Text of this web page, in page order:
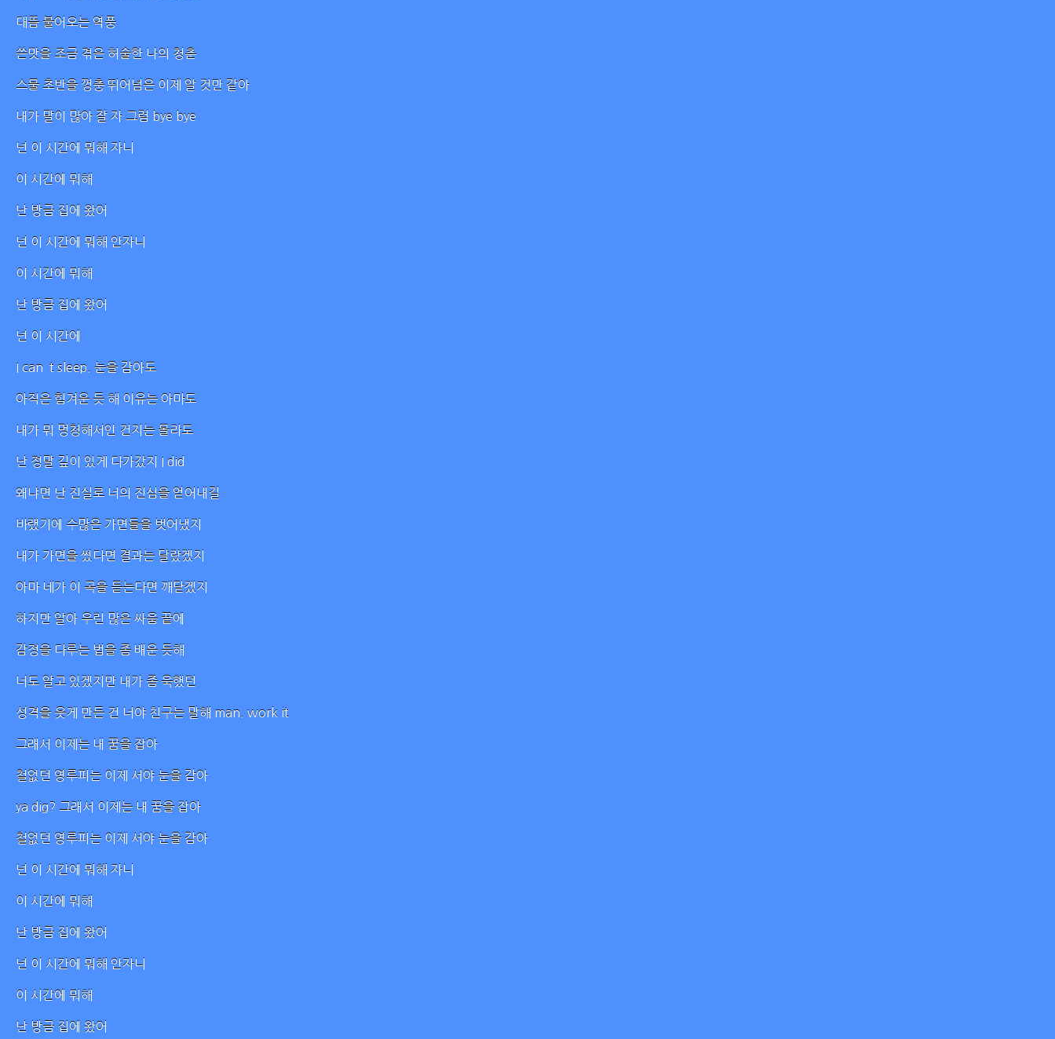
대뜸 불어오는 역풍
쓴맛을 조금 겪은 허술한 나의 청춘
스물 초반을 껑충 뛰어넘은 이제 알 것만 같아
내가 말이 많아 잘 자 그럼 bye bye
넌 이 시간에 뭐해 자니
이 시간에 뭐해
난 방금 집에 왔어
넌 이 시간에 뭐해 안자니
이 시간에 뭐해
난 방금 집에 왔어
넌 이 시간에
I can`t sleep. 눈을 감아도
아직은 힘겨운 듯 해 이유는 아마도
내가 뭐 멍청해서인 건지는 몰라도
난 정말 깊이 있게 다가갔지 I did
왜냐면 난 진실로 너의 진심을 얻어내길
바랬기에 수많은 가면들을 벗어냈지
내가 가면을 썼다면 결과는 달랐겠지
아마 네가 이 곡을 듣는다면 깨닫겠지
하지만 알아 우린 많은 싸움 끝에
감정을 다루는 법을 좀 배운 듯해
너도 알고 있겠지만 내가 좀 욱했던
성격을 웃게 만든 건 너야 친구는 말해 man. work it
그래서 이제는 내 꿈을 잡아
철없던 영루피는 이제 서야 눈을 감아
ya dig? 그래서 이제는 내 꿈을 잡아
철없던 영루피는 이제 서야 눈을 감아
넌 이 시간에 뭐해 자니
이 시간에 뭐해
난 방금 집에 왔어
넌 이 시간에 뭐해 안자니
이 시간에 뭐해
난 방금 집에 왔어